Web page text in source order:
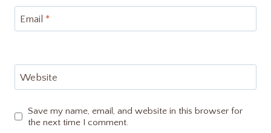
Email *
Website
Save my name, email, and website in this browser for
the next time I comment.